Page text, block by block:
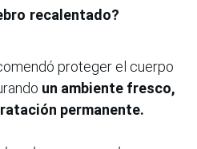
recalentado?
proteger el cuerpo
un ambiente fresco,
permanente.